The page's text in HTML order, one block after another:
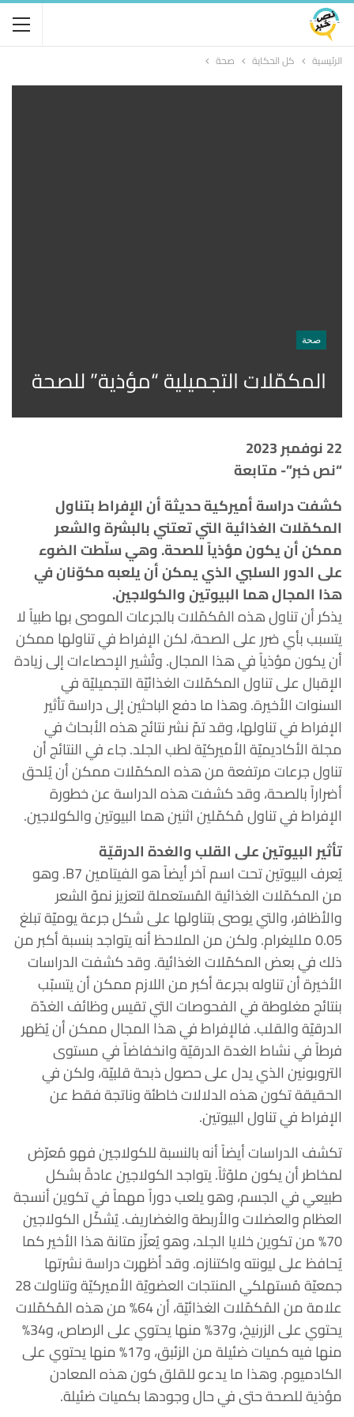
الرئيسية كل الحكاية صحة
صحة
المكمّلات التجميلية “مؤذية” للصحة
22 نوفمبر 2023
“نص خبر”- متابعة
كشفت دراسة أميركية حديثة أن الإفراط بتناول
المكمّلات الغذائية التي تعتني بالبشرة والشعر
ممكن أن يكون مؤذياً للصحة. وهي سلّطت الضوء
على الدور السلبي الذي يمكن أن يلعبه مكوّنان في
هذا المجال هما البيوتين والكولاجين.
يذكر أن تناول هذه المُكمّلات بالجرعات الموصى بها طبياً لا
يتسبب بأي ضرر على الصحة، لكن الإفراط في تناولها ممكن
أن يكون مؤذياً في هذا المجال. وتُشير الإحصاءات إلى زيادة
الإقبال على تناول المكمّلات الغذائيّة التجميليّة في
السنوات الأخيرة. وهذا ما دفع الباحثين إلى دراسة تأثير
الإفراط في تناولها، وقد تمّ نشر نتائج هذه الأبحاث في
مجلة الأكاديميّة الأميركيّة لطب الجلد. جاء في النتائج أن
تناول جرعات مرتفعة من هذه المكمّلات ممكن أن يُلحق
أضراراً بالصحة، وقد كشفت هذه الدراسة عن خطورة
الإفراط في تناول مُكمّلين اثنين هما البيوتين والكولاجين.
تأثير البيوتين على القلب والغدة الدرقيّة
يُعرف البيوتين تحت اسم آخر أيضاً هو الفيتامين B7. وهو
من المكمّلات الغذائية المُستعملة لتعزيز نموّ الشعر
والأظافر، والتي يوصى بتناولها على شكل جرعة يوميّة تبلغ
0.05 ملليغرام. ولكن من الملاحظ أنه يتواجد بنسبة أكبر من
ذلك في بعض المكمّلات الغذائية. وقد كشفت الدراسات
الأخيرة أن تناوله بجرعة أكبر من اللازم ممكن أن يتسبّب
بنتائج مغلوطة في الفحوصات التي تقيس وظائف الغدّة
الدرقيّة والقلب. فالإفراط في هذا المجال ممكن أن يُظهر
فرطاً في نشاط الغدة الدرقيّة وانخفاضاً في مستوى
التروبونين الذي يدل على حصول ذبحة قلبيّة، ولكن في
الحقيقة تكون هذه الدلالات خاطئة وناتجة فقط عن
الإفراط في تناول البيوتين.
تكشف الدراسات أيضاً أنه بالنسبة للكولاجين فهو مُعرّض
لمخاطر أن يكون ملوّثاً. يتواجد الكولاجين عادةً بشكل
طبيعي في الجسم، وهو يلعب دوراً مهماً في تكوين أنسجة
العظام والعضلات والأربطة والغضاريف. يُشكّل الكولاجين
70% من تكوين خلايا الجلد، وهو يُعزّز متانة هذا الأخير كما
يُحافظ على ليونته واكتنازه. وقد أظهرت دراسة نشرتها
جمعيّة مُستهلكي المنتجات العضويّة الأميركيّة وتناولت 28
علامة من المُكمّلات الغذائيّة، أن 64% من هذه المُكمّلات
يحتوي على الزرنيخ، و37% منها يحتوي على الرصاص، و34%
منها فيه كميات ضئيلة من الزئبق، و17% منها يحتوي على
الكادميوم. وهذا ما يدعو للقلق كون هذه المعادن
مؤذية للصحة حتى في حال وجودها بكميات ضئيلة.